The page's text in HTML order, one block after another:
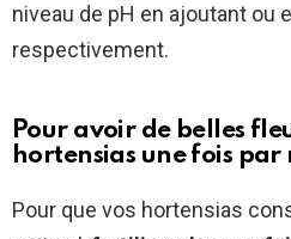
niveau de pH en ajoutant ou
respectivement.
Pour avoir de belles
hortensias une fois par
Pour que vos hortensias